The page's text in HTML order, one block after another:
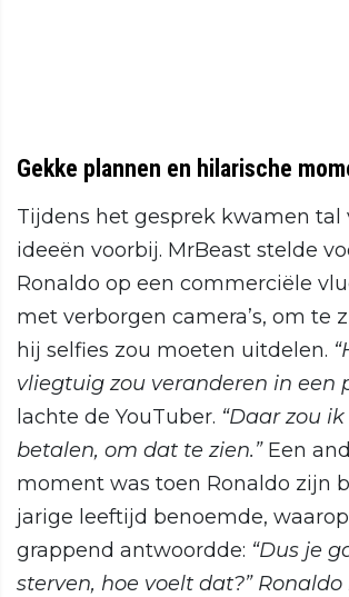
Gekke plannen en hilarische
Tijdens het gesprek kwamen tal
ideeën voorbij. MrBeast stelde
Ronaldo op een commerciële
met verborgen camera’s, om te
hij selfies zou moeten uitdelen.
vliegtuig zou veranderen in een
lachte de YouTuber. “Daar zou
betalen, om dat te zien.” Een
moment was toen Ronaldo zijn
jarige leeftijd benoemde,
grappend antwoordde: “Dus je
sterven, hoe voelt dat?” Ronaldo